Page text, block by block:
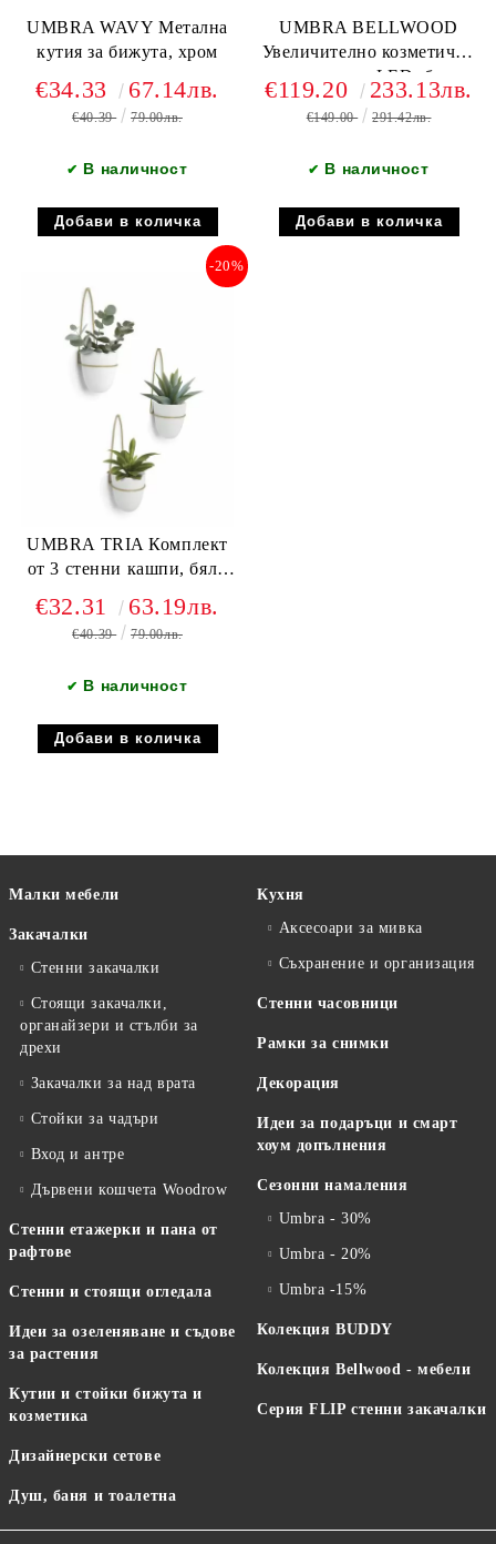
UMBRA WAVY Метална
кутия за бижута, хром
€34.33 67.14лв.
€40.39 79.00лв.
✔ В наличност
UMBRA BELLWOOD
Увеличително козметично
огледало с LED, бял
€119.20 233.13лв.
€149.00 291.42лв.
✔ В наличност
UMBRA TRIA Комплект
от 3 стенни кашпи, бял /
-20%
€32.31 63.19лв.
€40.39 79.00лв.
✔ В наличност
Малки мебели
Закачалки
Стенни закачалки
Стоящи закачалки,
органайзери и стълби за
дрехи
Закачалки за над врата
Стойки за чадъри
Вход и антре
Дървени кошчета Woodrow
Стенни етажерки и пана от
рафтове
Стенни и стоящи огледала
Идеи за озеленяване и съдове
за растения
Кутии и стойки бижута и
козметика
Дизайнерски сетове
Душ, баня и тоалетна
Кухня
Аксесоари за мивка
Съхранение и организация
Стенни часовници
Рамки за снимки
Декорация
Идеи за подаръци и смарт
хоум допълнения
Сезонни намаления
Umbra - 30%
Umbra - 20%
Umbra -15%
Колекция BUDDY
Колекция Bellwood - мебели
Серия FLIP стенни закачалки